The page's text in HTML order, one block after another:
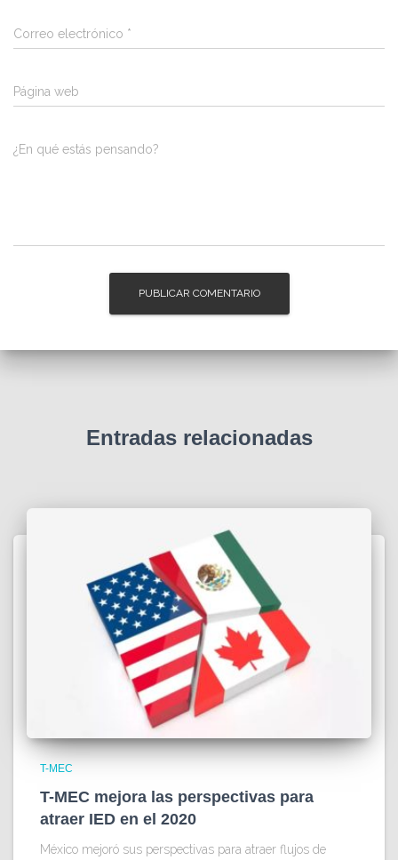
Correo electrónico *
Página web
¿En qué estás pensando?
Entradas relacionadas
T-MEC
T-MEC mejora las perspectivas para
atraer IED en el 2020
México mejoró sus perspectivas para atraer flujos de